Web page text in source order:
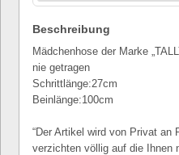
Beschreibung
Mädchenhose der Marke
nie getragen
Schrittlänge:27cm
Beinlänge:100cm
“Der Artikel wird von Privat
verzichten völlig auf die Ihnen